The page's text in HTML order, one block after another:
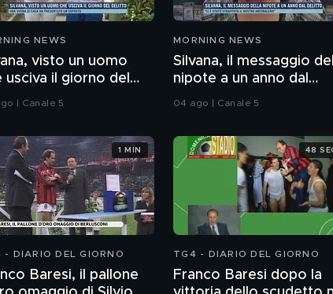
NEWS
visto un uomo
usciva il giorno del
| Canale 5
MORNING NEWS
Silvana, il messaggio
nipote a un anno dal
delitto
04 ago | Canale 5
- DIARIO DEL GIORNO
Baresi, il pallone
1 MIN
TG4 - DIARIO DEL GIORNO
Franco Baresi dopo la
48